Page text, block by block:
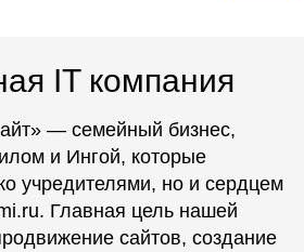
IT компания
— семейный бизнес,
и Ингой, которые
учредителями, но и сердцем
Главная цель нашей
сайтов, создание